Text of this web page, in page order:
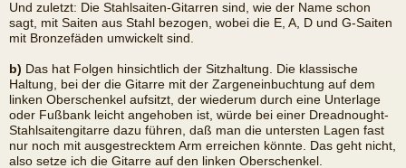
Und zuletzt: Die Stahlsaiten-Gitarren sind, wie der Name schon
sagt, mit Saiten aus Stahl bezogen, wobei die E, A, D und G-Saiten
mit Bronzefäden umwickelt sind.
b) Das hat Folgen hinsichtlich der Sitzhaltung. Die klassische
Haltung, bei der die Gitarre mit der Zargeneinbuchtung auf dem
linken Oberschenkel aufsitzt, der wiederum durch eine Unterlage
oder Fußbank leicht angehoben ist, würde bei einer Dreadnought-
Stahlsaitengitarre dazu führen, daß man die untersten Lagen fast
nur noch mit ausgestrecktem Arm erreichen könnte. Das geht nicht,
also setze ich die Gitarre auf den linken Oberschenkel.